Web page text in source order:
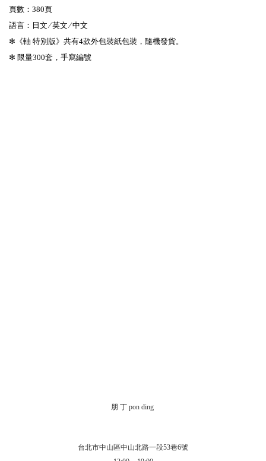
頁數：380頁
語言：日文 ⁄ 英文 ⁄ 中文
✻《軸 特別版》共有4款外包裝紙包裝，隨機發貨。
✻ 限量300套，手寫編號
朋 丁 pon ding
台北市中山區中山北路一段53巷6號